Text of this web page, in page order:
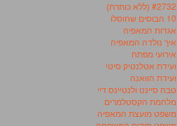
#2732 (ללא כותרת)
10 הבוסים שחוסלו
אגדות המאפיה
איך נולדה המאפיה
אירועי מפתח
ועידת אטלנטיק סיטי
ועידת הוואנה
טבח סיינט ולנטיינס דיי
מלחמת הקסטלמרים
משפט מועצת המאפיה